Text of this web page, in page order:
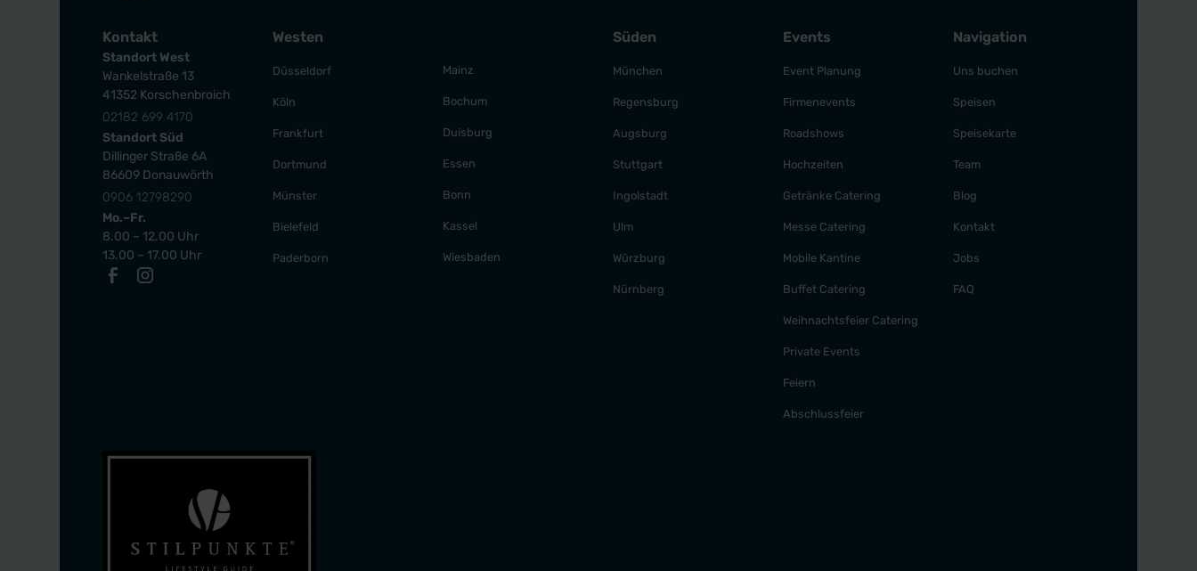
Kontakt
Standort West
Wankelstraße 13
41352 Korschenbroich
02182 699 4170
Standort Süd
Dillinger Straße 6A
86609 Donauwörth
0906 12798290
Mo.–Fr.
8.00 – 12.00 Uhr
13.00 – 17.00 Uhr
Westen
Düsseldorf
Köln
Frankfurt
Dortmund
Münster
Bielefeld
Paderborn
Mainz
Bochum
Duisburg
Essen
Bonn
Kassel
Wiesbaden
Süden
München
Regensburg
Augsburg
Stuttgart
Ingolstadt
Ulm
Würzburg
Nürnberg
Events
Event Planung
Firmenevents
Roadshows
Hochzeiten
Getränke Catering
Messe Catering
Mobile Kantine
Buffet Catering
Weihnachtsfeier Catering
Private Events
Feiern
Abschlussfeier
Navigation
Uns buchen
Speisen
Speisekarte
Team
Blog
Kontakt
Jobs
FAQ